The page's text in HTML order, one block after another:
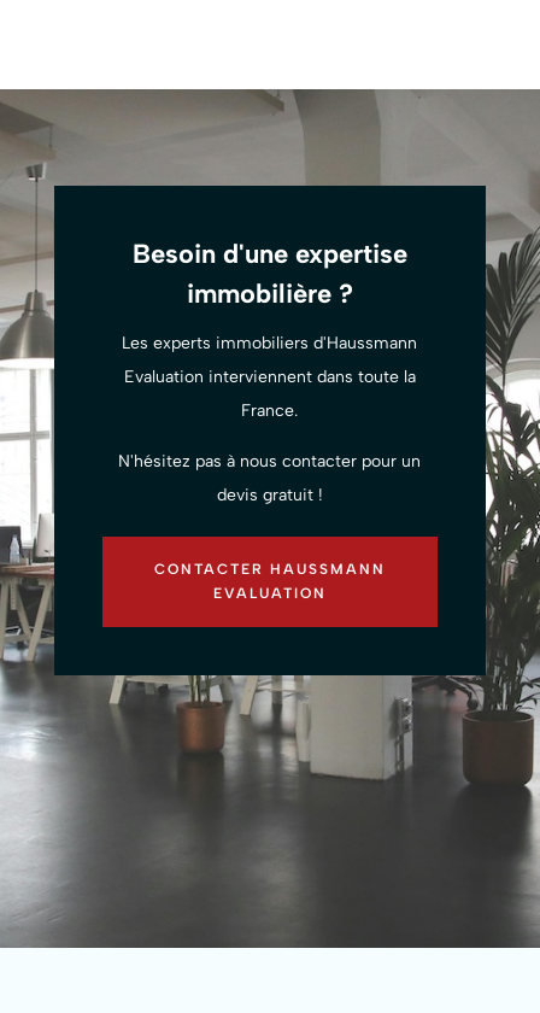
Besoin d'une expertise
immobilière ?
Les experts immobiliers d'Haussmann
Evaluation interviennent dans toute la
France.
N'hésitez pas à nous contacter pour un
devis gratuit !
CONTACTER HAUSSMANN
EVALUATION